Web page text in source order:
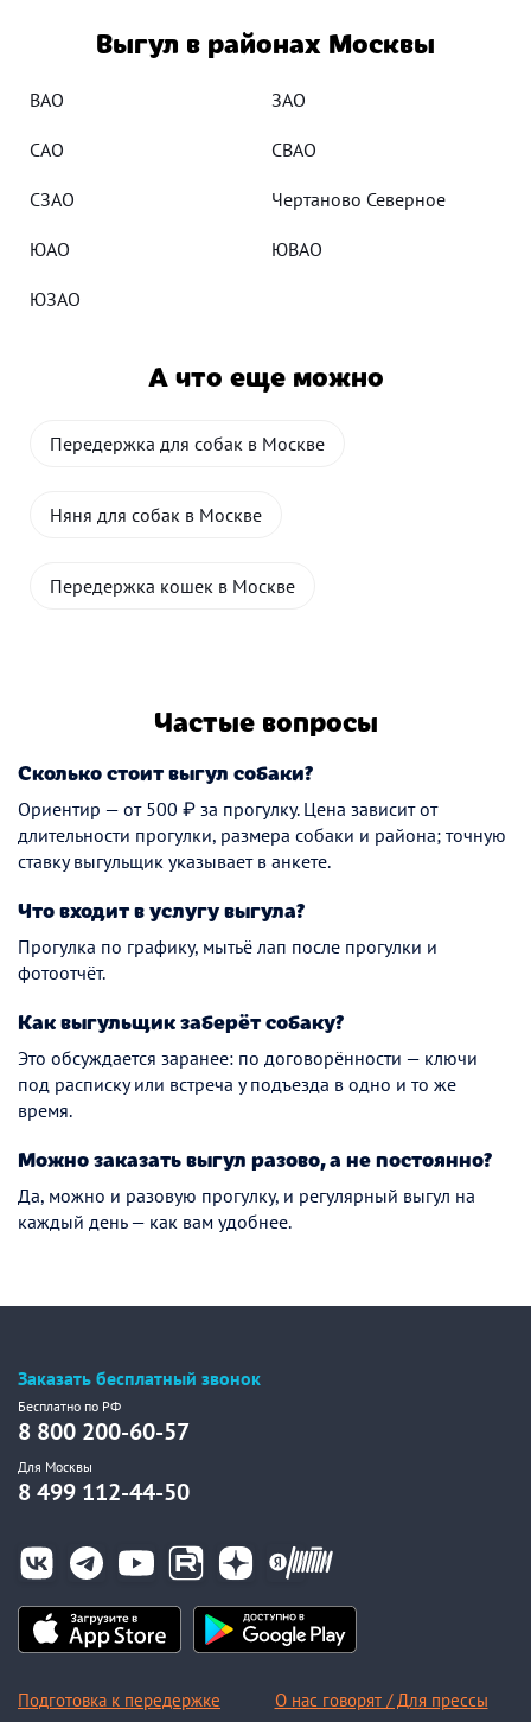
Выгул в районах Москвы
ВАО ЗАО
САО СВАО
СЗАО Чертаново Северное
ЮАО ЮВАО
ЮЗАО
А что еще можно
Передержка для собак в Москве
Няня для собак в Москве
Передержка кошек в Москве
Частые вопросы
Сколько стоит выгул собаки?
Ориентир — от 500 ₽ за прогулку. Цена зависит от
длительности прогулки, размера собаки и района; точную
ставку выгульщик указывает в анкете.
Что входит в услугу выгула?
Прогулка по графику, мытьё лап после прогулки и
фотоотчёт.
Как выгульщик заберёт собаку?
Это обсуждается заранее: по договорённости — ключи
под расписку или встреча у подъезда в одно и то же
время.
Можно заказать выгул разово, а не постоянно?
Да, можно и разовую прогулку, и регулярный выгул на
каждый день — как вам удобнее.
Заказать бесплатный звонок
Бесплатно по РФ
8 800 200-60-57
Для Москвы
8 499 112-44-50
Подготовка к передержке
О нас говорят / Для прессы